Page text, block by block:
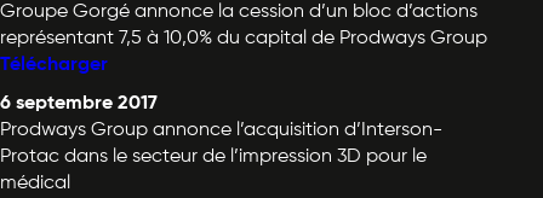
Groupe Gorgé annonce la cession d’un bloc d’actions
représentant 7,5 à 10,0% du capital de Prodways Group
Télécharger
6 septembre 2017
Prodways Group annonce l’acquisition d’Interson-
Protac dans le secteur de l’impression 3D pour le
médical